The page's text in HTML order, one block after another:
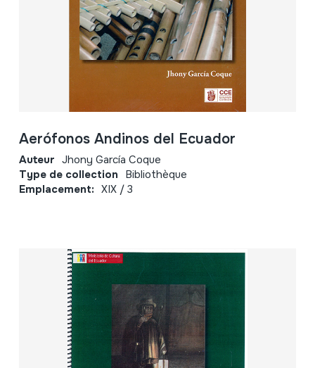
Aerófonos Andinos del Ecuador
Auteur Jhony García Coque
Type de collection Bibliothèque
Emplacement: XIX / 3